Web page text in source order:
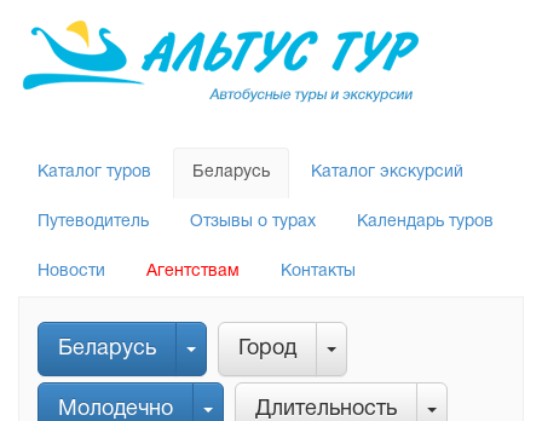
Каталог туров Беларусь Каталог экскурсий
Путеводитель Отзывы о турах Календарь туров
Новости Агентствам Контакты
Беларусь Город
Молодечно Длительность